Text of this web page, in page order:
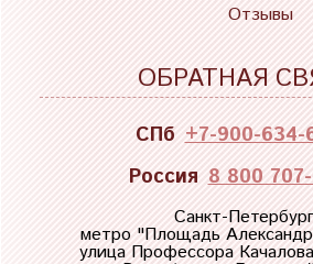
Отзывы
ОБРАТНАЯ
СПб +7-900-634-
Россия 8 800
Санкт-
метро "Площадь
улица Профессора